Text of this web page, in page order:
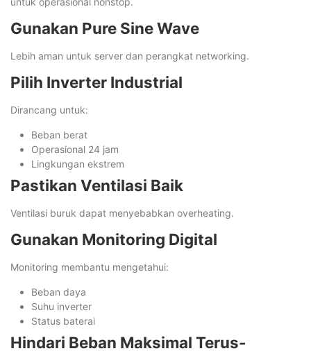
Gunakan Pure Sine Wave
Lebih aman untuk server dan perangkat networking.
Pilih Inverter Industrial
Dirancang untuk:
Beban berat
Operasional 24 jam
Lingkungan ekstrem
Pastikan Ventilasi Baik
Ventilasi buruk dapat menyebabkan overheating.
Gunakan Monitoring Digital
Monitoring membantu mengetahui:
Beban daya
Suhu inverter
Status baterai
Hindari Beban Maksimal Terus-